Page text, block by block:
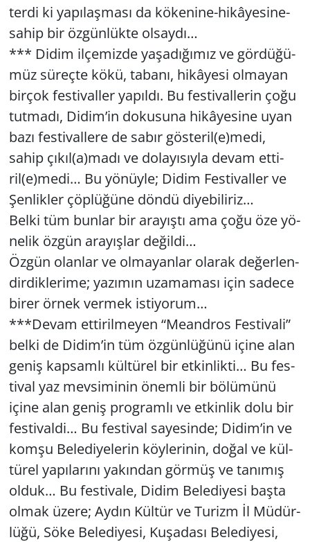
ter­di ki ya­pı­laş­ma­sı da kö­ke­ni­ne-hi­kâ­ye­si­ne-
sahip bir öz­gün­lük­te ol­say­dı…
*** Didim il­çe­miz­de ya­şa­dı­ğı­mız ve gör­dü­ğü­
müz sü­reç­te kökü, ta­ba­nı, hi­kâ­ye­si ol­ma­yan
bir­çok fes­ti­val­ler ya­pıl­dı. Bu fes­ti­val­le­rin çoğu
tut­ma­dı, Didim’in do­ku­su­na hi­kâ­ye­si­ne uyan
bazı fes­ti­val­le­re de sabır gös­te­ril(e)medi,
sahip çıkıl(a)madı ve do­la­yı­sıy­la devam et­ti­
ril(e)medi… Bu yö­nüy­le; Didim Fes­ti­val­ler ve
Şen­lik­ler çöp­lü­ğü­ne döndü di­ye­bi­li­riz…
Belki tüm bun­lar bir ara­yış­tı ama çoğu öze yö­
ne­lik özgün ara­yış­lar de­ğil­di…
Özgün olan­lar ve ol­ma­yan­lar ola­rak de­ğer­len­
dir­dik­le­ri­me; ya­zı­mın uza­ma­ma­sı için sa­de­ce
birer örnek ver­mek is­ti­yo­rum…
***Devam et­ti­ril­me­yen “Me­and­ros Fes­ti­va­li”
belki de Didim’in tüm öz­gün­lü­ğü­nü içine alan
geniş kap­sam­lı kül­tü­rel bir et­kin­lik­ti… Bu fes­
ti­val yaz mev­si­mi­nin önem­li bir bö­lü­mü­nü
içine alan geniş prog­ram­lı ve et­kin­lik dolu bir
fes­ti­val­di… Bu fes­ti­val sa­ye­sin­de; Didim’in ve
komşu Be­le­di­ye­le­rin köy­le­ri­nin, doğal ve kül­
tü­rel ya­pı­la­rı­nı ya­kın­dan gör­müş ve ta­nı­mış
olduk… Bu fes­ti­va­le, Didim Be­le­di­ye­si başta
olmak üzere; Aydın Kül­tür ve Tu­rizm İl Mü­dür­
lü­ğü, Söke Be­le­di­ye­si, Ku­şa­da­sı Be­le­di­ye­si,